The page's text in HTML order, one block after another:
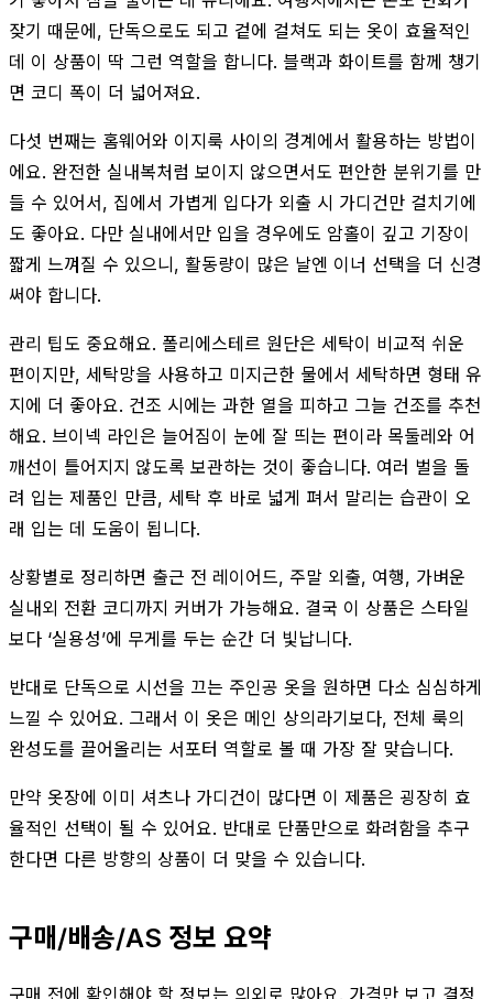
잦기 때문에, 단독으로도 되고 겉에 걸쳐도 되는 옷이 효율적인
데 이 상품이 딱 그런 역할을 합니다. 블랙과 화이트를 함께 챙기
면 코디 폭이 더 넓어져요.
다섯 번째는 홈웨어와 이지룩 사이의 경계에서 활용하는 방법이
에요. 완전한 실내복처럼 보이지 않으면서도 편안한 분위기를 만
들 수 있어서, 집에서 가볍게 입다가 외출 시 가디건만 걸치기에
도 좋아요. 다만 실내에서만 입을 경우에도 암홀이 깊고 기장이
짧게 느껴질 수 있으니, 활동량이 많은 날엔 이너 선택을 더 신경
써야 합니다.
관리 팁도 중요해요. 폴리에스테르 원단은 세탁이 비교적 쉬운
편이지만, 세탁망을 사용하고 미지근한 물에서 세탁하면 형태 유
지에 더 좋아요. 건조 시에는 과한 열을 피하고 그늘 건조를 추천
해요. 브이넥 라인은 늘어짐이 눈에 잘 띄는 편이라 목둘레와 어
깨선이 틀어지지 않도록 보관하는 것이 좋습니다. 여러 벌을 돌
려 입는 제품인 만큼, 세탁 후 바로 넓게 펴서 말리는 습관이 오
래 입는 데 도움이 됩니다.
상황별로 정리하면 출근 전 레이어드, 주말 외출, 여행, 가벼운
실내외 전환 코디까지 커버가 가능해요. 결국 이 상품은 스타일
보다 ‘실용성’에 무게를 두는 순간 더 빛납니다.
반대로 단독으로 시선을 끄는 주인공 옷을 원하면 다소 심심하게
느낄 수 있어요. 그래서 이 옷은 메인 상의라기보다, 전체 룩의
완성도를 끌어올리는 서포터 역할로 볼 때 가장 잘 맞습니다.
만약 옷장에 이미 셔츠나 가디건이 많다면 이 제품은 굉장히 효
율적인 선택이 될 수 있어요. 반대로 단품만으로 화려함을 추구
한다면 다른 방향의 상품이 더 맞을 수 있습니다.
구매/배송/AS 정보 요약
구매 전에 확인해야 할 정보는 의외로 많아요. 가격만 보고 결정